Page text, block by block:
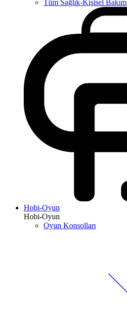
Tüm Sağlık-Kişisel Bakım
Hobi-Oyun
Hobi-Oyun
Oyun Konsolları